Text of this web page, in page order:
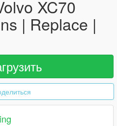
XC70
| Replace |